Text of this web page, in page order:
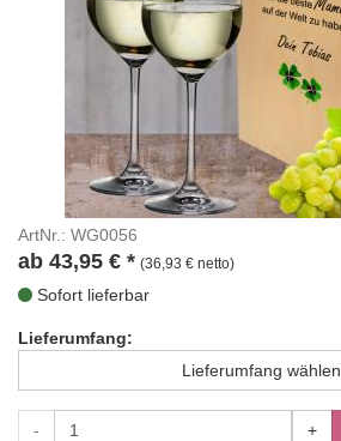
ArtNr.: WG0056
ab 43,95 € * (36,93 € netto)
Sofort lieferbar
Lieferumfang:
Lieferumfang wählen
- +